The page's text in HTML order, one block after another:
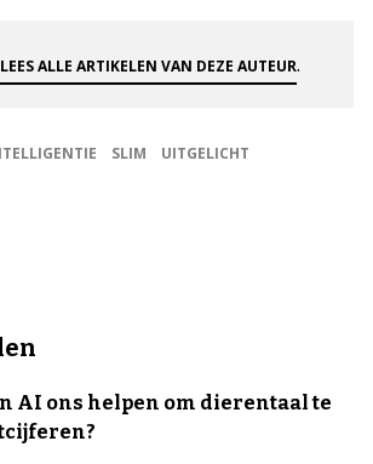
LEES ALLE ARTIKELEN VAN DEZE AUTEUR.
SLIM
UITGELICHT
AI ons helpen om dierentaal te